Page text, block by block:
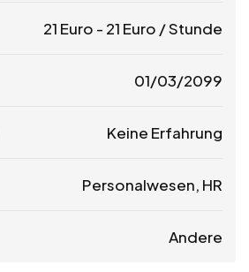
21 Euro - 21 Euro / Stunde
01/03/2099
Keine Erfahrung
Personalwesen, HR
Andere